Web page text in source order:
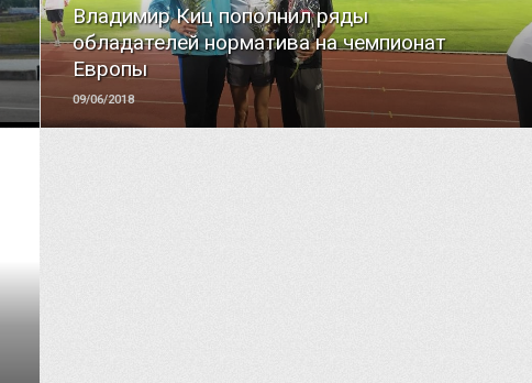
Владимир Киц пополнил ряды
обладателей норматива на чемпионат
Европы
09/06/2018